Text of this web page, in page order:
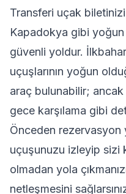
Transferi uçak
Kapadokya gibi
güvenli yoldur.
uçuşlarının yoğun
araç bulunabilir;
gece karşılama gibi
Önceden rezervasyon
uçuşunuzu izleyip sizi
olmadan yola
netleşmesini